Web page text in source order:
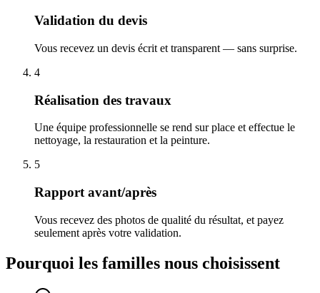
Validation du devis
Vous recevez un devis écrit et transparent — sans surprise.
4
Réalisation des travaux
Une équipe professionnelle se rend sur place et effectue le
nettoyage, la restauration et la peinture.
5
Rapport avant/après
Vous recevez des photos de qualité du résultat, et payez
seulement après votre validation.
Pourquoi les familles nous choisissent